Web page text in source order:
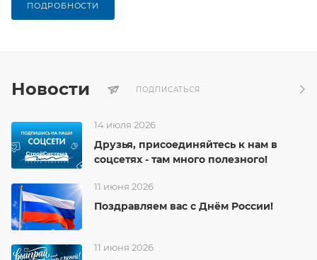
ПОДРОБНОСТИ
Новости ПОДПИСАТЬСЯ
14 июля 2026
Друзья, присоединяйтесь к нам в
соцсетях - там много полезного!
11 июня 2026
Поздравляем вас с Днём России!
11 июня 2026